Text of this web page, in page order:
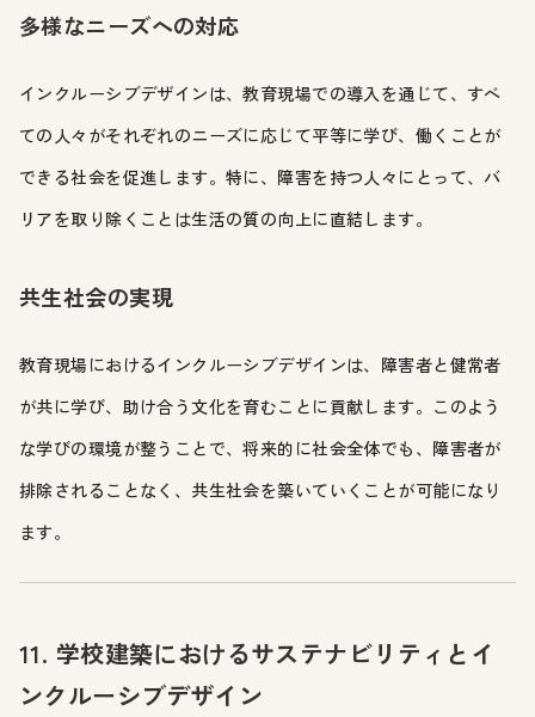
多様なニーズへの対応
インクルーシブデザインは、教育現場での導入を通じて、すべ
ての人々がそれぞれのニーズに応じて平等に学び、働くことが
できる社会を促進します。特に、障害を持つ人々にとって、バ
リアを取り除くことは生活の質の向上に直結します。
共生社会の実現
教育現場におけるインクルーシブデザインは、障害者と健常者
が共に学び、助け合う文化を育むことに貢献します。このよう
な学びの環境が整うことで、将来的に社会全体でも、障害者が
排除されることなく、共生社会を築いていくことが可能になり
ます。
11. 学校建築におけるサステナビリティとイ
ンクルーシブデザイン